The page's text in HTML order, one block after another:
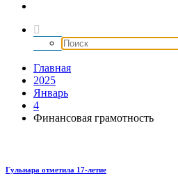
Главная
2025
Январь
4
Финансовая грамотность
Гульнара отметила 17‑летие